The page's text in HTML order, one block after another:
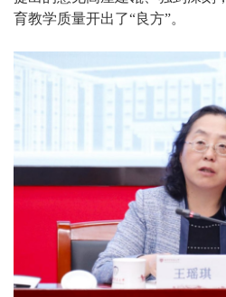
育教学质量开出了“良方”。